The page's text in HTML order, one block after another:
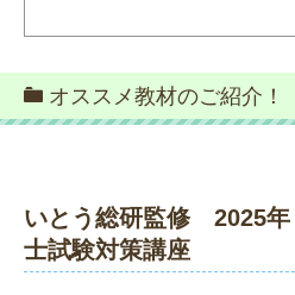
オススメ教材のご紹介！
いとう総研監修 2025年
士試験対策講座